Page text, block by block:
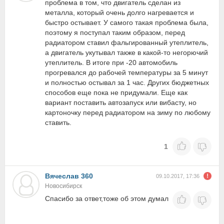
проблема в том, что двигатель сделан из
металла, который очень долго нагревается и
быстро остывает. У самого такая проблема была,
поэтому я поступал таким образом, перед
радиатором ставил фальгированный утеплитель,
а двигатель укутывал также в какой-то негорючий
утеплитель. В итоге при -20 автомобиль
прогревался до рабочей температуры за 5 минут
и полностью остывал за 1 час. Других бюджетных
способов еще пока не придумали. Еще как
вариант поставить автозапуск или вибасту, но
картоночку перед радиатором на зиму по любому
ставить.
1
Вячеслав 360 09.10.2017, 17:36
Новосибирск
Спасибо за ответ,тоже об этом думал